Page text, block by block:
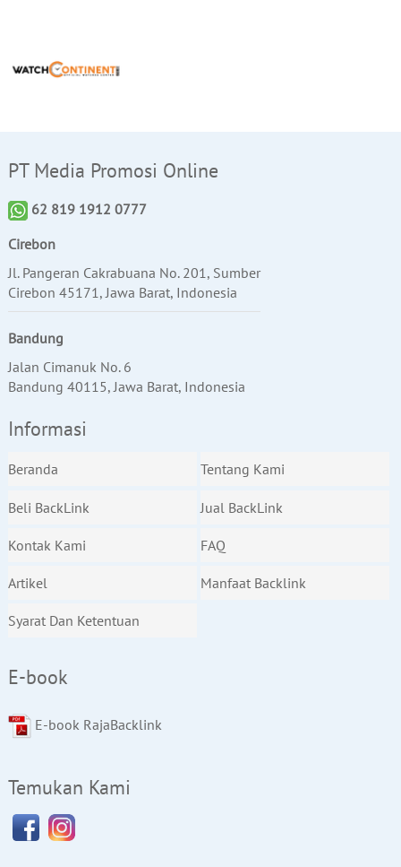
PT Media Promosi Online
62 819 1912 0777
Cirebon
Jl. Pangeran Cakrabuana No. 201, Sumber
Cirebon 45171, Jawa Barat, Indonesia
Bandung
Jalan Cimanuk No. 6
Bandung 40115, Jawa Barat, Indonesia
Informasi
Beranda Tentang Kami
Beli BackLink Jual BackLink
Kontak Kami FAQ
Artikel Manfaat Backlink
Syarat Dan Ketentuan
E-book
E-book RajaBacklink
Temukan Kami